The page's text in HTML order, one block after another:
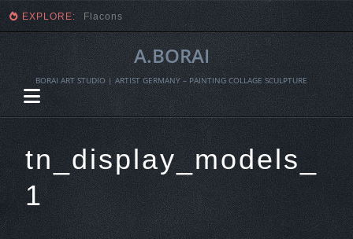
EXPLORE: Fragmente einer Ernte
A.BORAI
BORAI ART STUDIO | ARTIST GERMANY – PAINTING COLLAGE SCULPTURE
tn_display_models_
1